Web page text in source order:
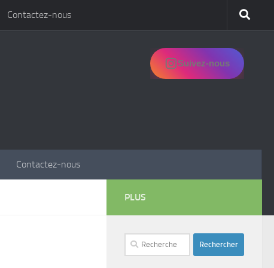
Contactez-nous
Suivez-nous
Contactez-nous
PLUS
Rechercher :